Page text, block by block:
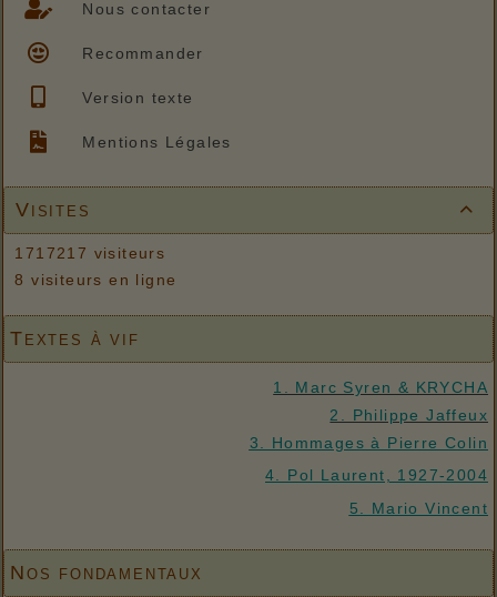
Nous contacter
Recommander
Version texte
Mentions Légales

Visites
1717217 visiteurs
8 visiteurs en ligne
Textes à vif
1. Marc Syren & KRYCHA
2. Philippe Jaffeux
3. Hommages à Pierre Colin
4. Pol Laurent, 1927-2004
5. Mario Vincent
Nos fondamentaux